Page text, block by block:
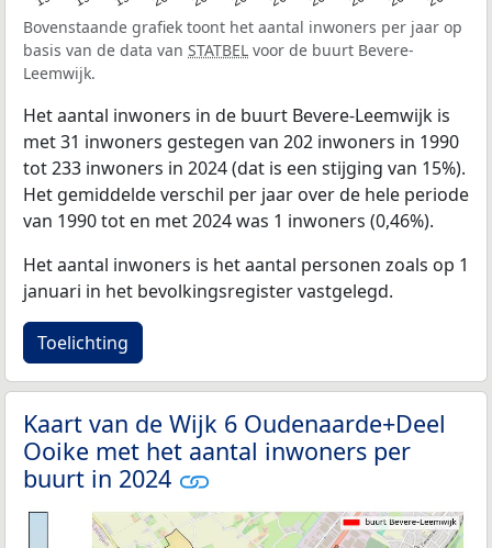
Bovenstaande grafiek toont het aantal inwoners per jaar op
basis van de data van STATBEL voor de buurt Bevere-
Leemwijk.
Het aantal inwoners in de buurt Bevere-Leemwijk is
met 31 inwoners gestegen van 202 inwoners in 1990
tot 233 inwoners in 2024 (dat is een stijging van 15%).
Het gemiddelde verschil per jaar over de hele periode
van 1990 tot en met 2024 was 1 inwoners (0,46%).
Het aantal inwoners is het aantal personen zoals op 1
januari in het bevolkingsregister vastgelegd.
Toelichting
Kaart van de Wijk 6 Oudenaarde+Deel
Ooike met het aantal inwoners per
buurt in 2024